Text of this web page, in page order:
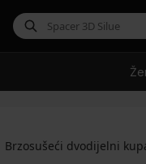
Brzosušeći dvodijelni